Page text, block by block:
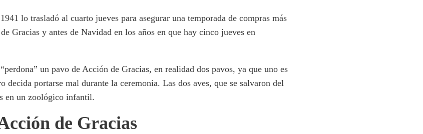
lo trasladó al cuarto jueves para asegurar una temporada de compras más
Gracias y antes de Navidad en los años en que hay cinco jueves en
un pavo de Acción de Gracias, en realidad dos pavos, ya que uno es
decida portarse mal durante la ceremonia. Las dos aves, que se salvaron del
en un zoológico infantil.
de Gracias